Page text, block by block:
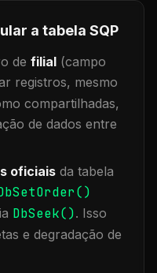
a tabela SQP
de filial (campo
registros, mesmo
compartilhadas,
de dados entre
oficiais da tabela
DbSeek(). Isso
e degradação de